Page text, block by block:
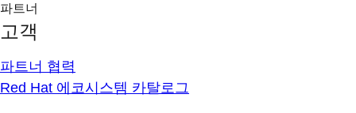
파트너
고객
파트너 협력
Red Hat 에코시스템 카탈로그